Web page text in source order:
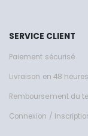
SERVICE CLIENT
Paiement sécurisé
Livraison en 48 heures
Remboursement du
Connexion /